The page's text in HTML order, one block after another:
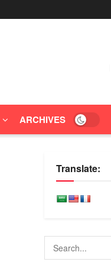
ARCHIVES
Translate: